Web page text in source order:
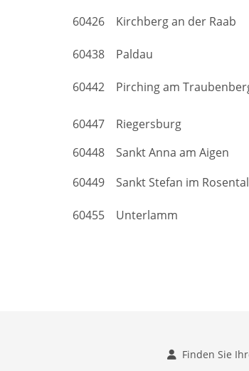
60426 Kirchberg an der Raab
60438 Paldau
60442 Pirching am
60447 Riegersburg
60448 Sankt Anna am Aigen
60449 Sankt Stefan im Rosental
60455 Unterlamm
Finden Sie